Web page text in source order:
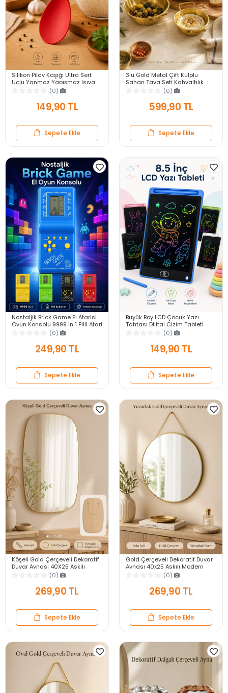
Silikon Pilav Kaşığı Ultra Sert
Uçlu Yanmaz Yapışmaz Isıya
Dayanıklı Kırmızı Servis Yemek
(0)
149,90 TL
Sepete Ekle
3lü Gold Metal Çift Kulplu
Sahan Tava Seti Kahvaltılık
Meze Menemen Mutfak Sofra
Sunum Kabı Seti
(0)
599,90 TL
Sepete Ekle
Nostaljik Brick Game El Atarisi
Oyun Konsolu 9999 in 1 Pilli Atari
Eğlenceli Çocuk Oyuncağı
(0)
249,90 TL
Sepete Ekle
Büyük Boy LCD Çocuk Yazı
Tahtası Dijital Çizim Tableti
Kalemli Silinebilir 8.5′ Oyuncak
(0)
149,90 TL
Sepete Ekle
Köşeli Gold Çerçeveli Dekoratif
Duvar Aynası 40X25 Askılı
Modern Salon Antre Banyo
Yatak Odası Ayna
(0)
269,90 TL
Sepete Ekle
Gold Çerçeveli Dekoratif Duvar
Aynası 40x25 Askılı Modern
Salon Antre Banyo Yatak Odası
(0)
269,90 TL
Sepete Ekle